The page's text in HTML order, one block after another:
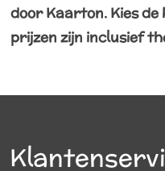
door Kaarton. Kies
prijzen zijn inclusief